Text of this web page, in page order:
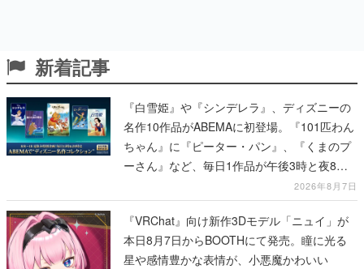
新着記事
『白雪姫』や『シンデレラ』、ディズニーの
名作10作品がABEMAに初登場。『101匹わん
ちゃん』に『ピーター・パン』、『くまのプ
ーさん』など、毎日1作品が午後3時と夜8時
2026年8月7日
『VRChat』向け新作3Dモデル「ニュイ」が
本日8月7日からBOOTHにて発売。瞳に光る
星や感情豊かな表情が、小悪魔かわいい